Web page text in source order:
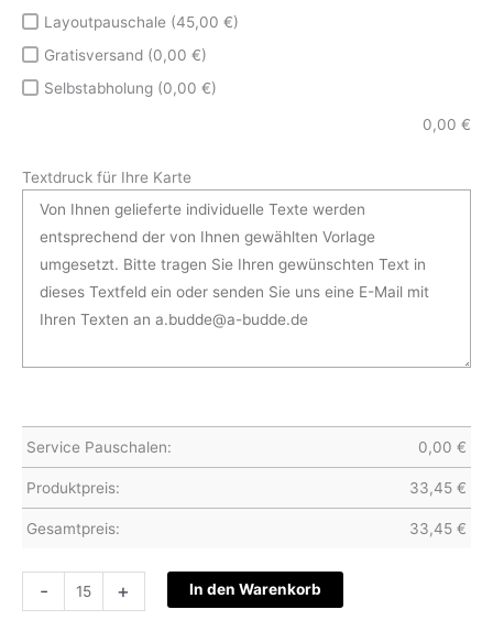
Layoutpauschale (45,00 €)
Gratisversand (0,00 €)
Selbstabholung (0,00 €)
0,00 €
Textdruck für Ihre Karte
Service Pauschalen: 0,00 €
Produktpreis: 33,45 €
Gesamtpreis: 33,45 €
-
Hochzeitskarte
S27-
+ In den Warenkorb